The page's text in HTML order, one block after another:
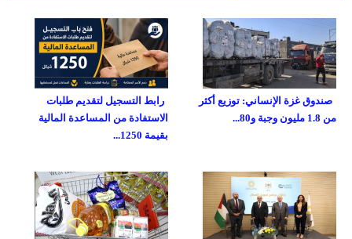
رابط التسجيل لتقديم طلبات
الاستفادة من المساعدة المالية
بقيمة 1250...
صندوق غزة الإنساني: توزيع أكثر
من 1.8 مليون وجبة و80...